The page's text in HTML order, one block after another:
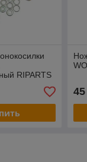
RIPARTS
45